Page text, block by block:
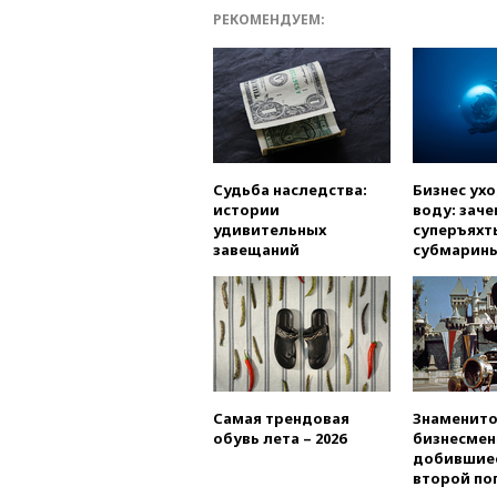
РЕКОМЕНДУЕМ:
Судьба наследства:
истории
удивительных
завещаний
Бизнес
воду:
Самая трендовая
обувь лета – 2026
второй